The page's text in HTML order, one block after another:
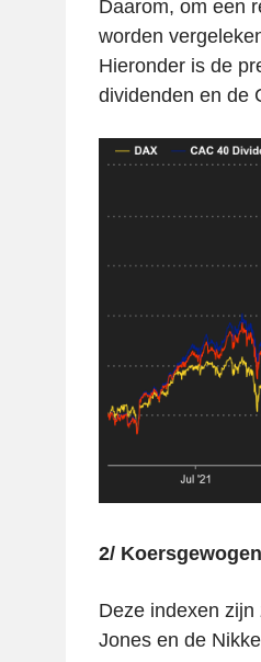
Daarom, om een
worden
Hieronder is de
dividenden en de
2/
Deze indexen
Jones en de